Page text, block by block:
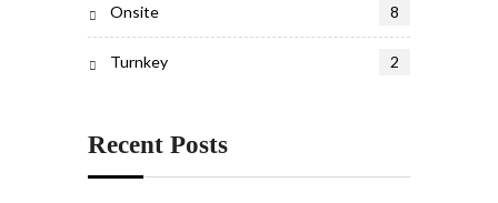
Onsite 8
Turnkey 2
Recent Posts